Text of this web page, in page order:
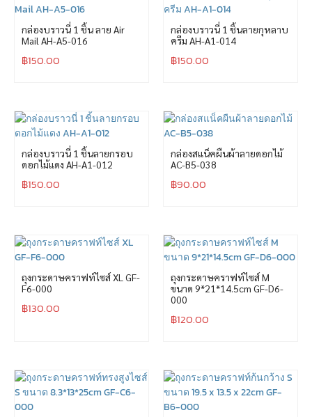
กล่องบราวนี่ 1 ชิ้น ลาย Air
Mail AH-A5-016
฿150.00
กล่องบราวนี่ 1 ชิ้นลายกุหลาบ
ครีม AH-A1-014
฿150.00
กล่องบราวนี่ 1 ชิ้นลายกรอบ
ดอกไม้แดง AH-A1-012
฿150.00
กล่องสแน็คผืนผ้าลายดอกไม้
AC-B5-038
฿90.00
ถุงกระดาษคราฟท์ไซส์ XL GF-
F6-000
฿130.00
ถุงกระดาษคราฟท์ไซส์ M
ขนาด 9*21*14.5cm GF-D6-
000
฿120.00